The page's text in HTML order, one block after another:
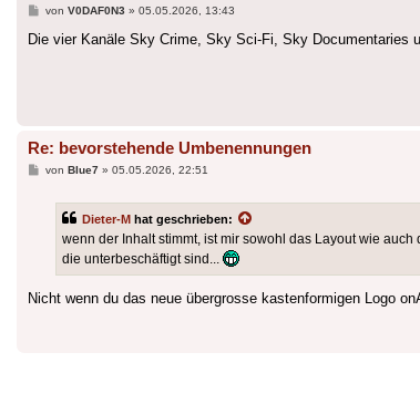
Beitrag
von V0DAF0N3 » 05.05.2026, 13:43
Die vier Kanäle Sky Crime, Sky Sci-Fi, Sky Documentaries
Re: bevorstehende Umbenennungen
Beitrag
von Blue7» 05.05.2026, 22:51
Dieter-M hat geschrieben:
wenn der Inhalt stimmt, ist mir sowohl das Layout wie
die unterbeschäftigt sind...
Nicht wenn du das neue übergrosse kastenformigen Logo